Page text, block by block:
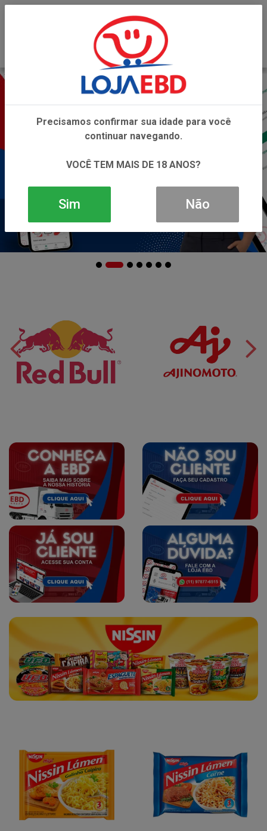
Precisamos confirmar sua idade para você
continuar navegando.
VOCÊ TEM MAIS DE 18 ANOS?
Sim Não